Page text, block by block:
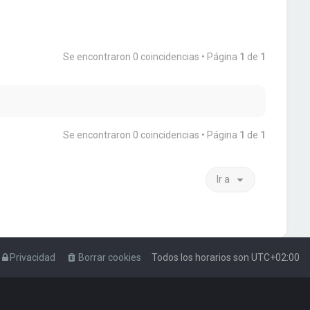
Se encontraron 0 coincidencias • Página 1 de 1
Se encontraron 0 coincidencias • Página 1 de 1
Ir a
Todos los horarios son UTC+02:00
Borrar cookies
Privacidad